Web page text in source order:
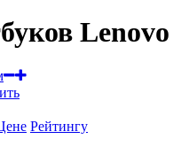
Lenovo
Рейтингу